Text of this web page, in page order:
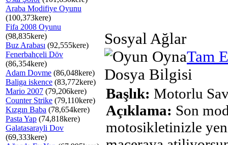
Araba Modifiye Oyunu
(100,373kere)
Fifa 2008 Oyunu
(98,835kere)
Buz Arabası (92,555kere)
Fenerbahçeli Döv
(86,354kere)
Adam Dovme (86,048kere)
Baliga iskence (83,772kere)
Mario 2007 (79,206kere)
Counter Strike (79,110kere)
Kızgın Baba (78,654kere)
Pasta Yap (74,818kere)
Galatasarayli Dov
(69,333kere)
Sosyal Ağlar
Tam
Dosya Bilgisi
Başlık: Motorlu
Açıklama: Son
motosikletinizle